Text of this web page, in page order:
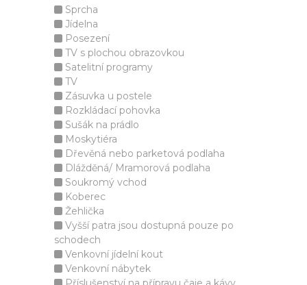
Sprcha
Jídelna
Posezení
TV s plochou obrazovkou
Satelitní programy
TV
Zásuvka u postele
Rozkládací pohovka
Sušák na prádlo
Moskytiéra
Dřevěná nebo parketová podlaha
Dlážděná/ Mramorová podlaha
Soukromý vchod
Koberec
Žehlička
Vyšší patra jsou dostupná pouze po
schodech
Venkovní jídelní kout
Venkovní nábytek